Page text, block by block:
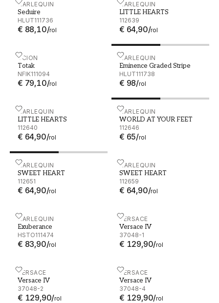
HARLEQUIN
Seduire
HLUT111736
€ 88,10/rol
Seduire - HLUT111736 HARLEQUIN
LITTLE HEARTS
112639
€ 64,90/rol
LITTLE HEARTS - 112639
SCION
Totak
NFIK111094
€ 79,10/rol
Totak - NFIK111094 HARLEQUIN
Eminence Graded Stripe
HLUT111738
€ 98/rol
Eminence Graded Stripe -
HARLEQUIN
LITTLE HEARTS
112640
€ 64,90/rol
LITTLE HEARTS - 112640 HARLEQUIN
WORLD AT YOUR FEET
112646
€ 65/rol
WORLD AT YOUR FEET -
HARLEQUIN
SWEET HEART
112651
€ 64,90/rol
SWEET HEART - 112651 HARLEQUIN
SWEET HEART
112659
€ 64,90/rol
SWEET HEART - 112659
HARLEQUIN
Exuberance
HSTO111474
€ 83,90/rol
Exuberance - HSTO111474 VERSACE
Versace IV
37048-1
€ 129,90/rol
Versace IV - 37048-1
VERSACE
Versace IV
37048-2
€ 129,90/rol
Versace IV - 37048-2 VERSACE
Versace IV
37048-4
€ 129,90/rol
Versace IV - 37048-4